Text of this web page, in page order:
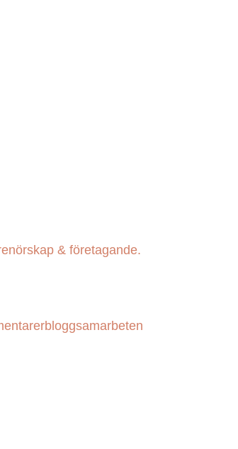
& företagande.
bloggsamarbeten